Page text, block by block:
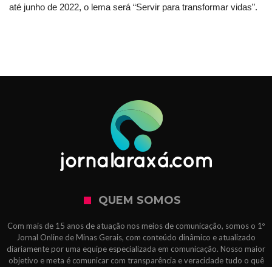
até junho de 2022, o lema será “Servir para transformar vidas”.
QUEM SOMOS
Com mais de 15 anos de atuação nos meios de comunicação, somos o 1º
Jornal Online de Minas Gerais, com conteúdo dinâmico e atualizado
diariamente por uma equipe especializada em comunicação. Nosso maior
objetivo e meta é comunicar com transparência e veracidade tudo o quê